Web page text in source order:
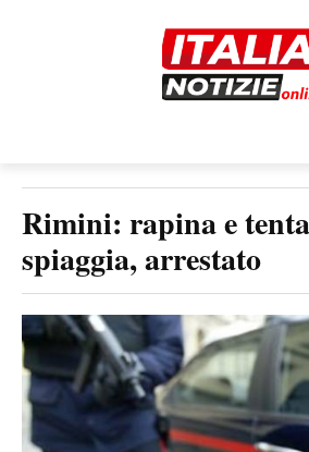
Rimini: rapina e
spiaggia, arrestato